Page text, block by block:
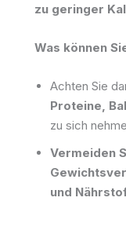
zu geringer
Was können
Achten Sie
Proteine,
zu sich
Vermeiden
und